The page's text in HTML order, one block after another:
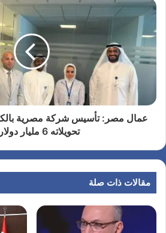
عمال مصر: تأسيس شركة مصرية
تحويلاته 6 مليار دولار.....
مقالات ذات صلة